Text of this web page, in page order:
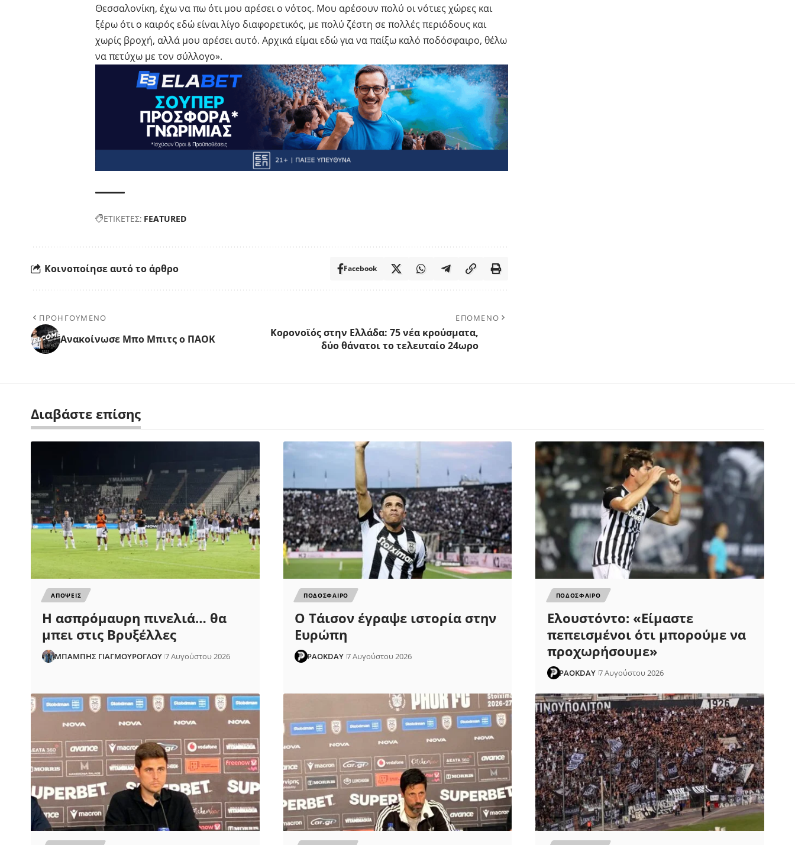
Θεσσαλονίκη, έχω να πω ότι μου αρέσει ο νότος. Μου αρέσουν πολύ οι νότιες χώρες και
ξέρω ότι ο καιρός εδώ είναι λίγο διαφορετικός, με πολύ ζέστη σε πολλές περιόδους και
χωρίς βροχή, αλλά μου αρέσει αυτό. Αρχικά είμαι εδώ για να παίξω καλό ποδόσφαιρο, θέλω
να πετύχω με τον σύλλογο».
ΕΤΙΚΕΤΕΣ: FEATURED
Κοινοποίησε αυτό το άρθρο Facebook
ΠΡΟΗΓΟΥΜΕΝΟ
Ανακοίνωσε Μπο Μπιτς ο ΠΑΟΚ
ΕΠΟΜΕΝΟ
Κορoνοϊός στην Ελλάδα: 75 νέα κρούσματα,
δύο θάνατοι το τελευταίο 24ωρο
Διαβάστε επίσης
ΑΠΟΨΕΙΣ
Η ασπρόμαυρη πινελιά… θα
μπει στις Βρυξέλλες
ΜΠΑΜΠΗΣ ΓΙΑΓΜΟΥΡΟΓΛΟΥ 7 Αυγούστου 2026
ΠΟΔΟΣΦΑΙΡΟ
Ο Τάισον έγραψε ιστορία στην
Ευρώπη
PAOKDAY 7 Αυγούστου 2026
ΠΟΔΟΣΦΑΙΡΟ
Ελουστόντο: «Είμαστε
πεπεισμένοι ότι μπορούμε να
προχωρήσουμε»
PAOKDAY 7 Αυγούστου 2026